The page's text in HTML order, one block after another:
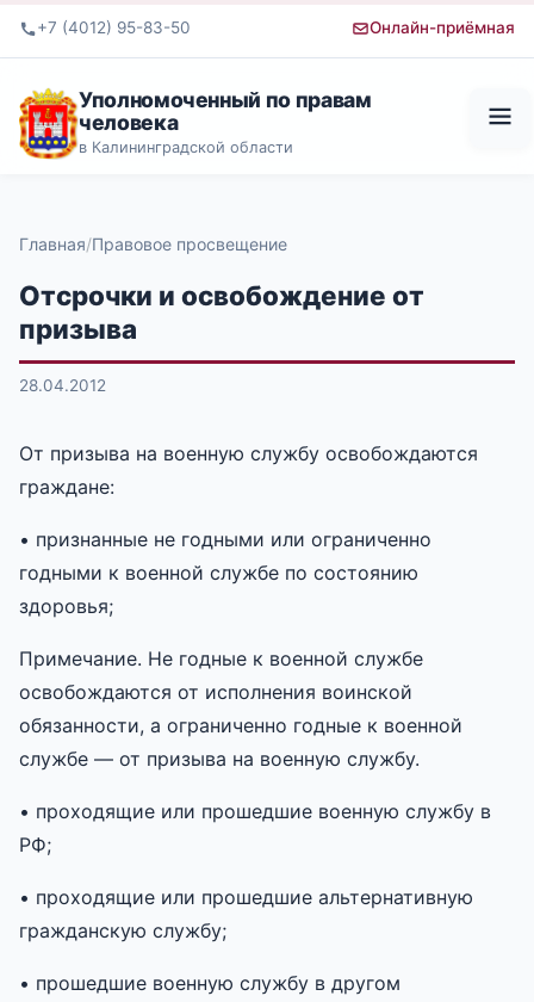
+7 (4012) 95-83-50 Онлайн-приёмная
Уполномоченный по правам
человека
в Калининградской области
Главная Правовое просвещение
Отсрочки и освобождение от
призыва
28.04.2012
От призыва на военную службу освобождаются
граждане:
• признанные не годными или ограниченно
годными к военной службе по состоянию
здоровья;
Примечание. Не годные к военной службе
освобождаются от исполнения воинской
обязанности, а ограниченно годные к военной
службе — от призыва на военную службу.
• проходящие или прошедшие военную службу в
РФ;
• проходящие или прошедшие альтернативную
гражданскую службу;
• прошедшие военную службу в другом